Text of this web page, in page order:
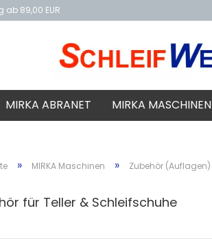
ab 89,00 EUR
MIRKA ABRANET MIRKA MASCHINEN
» MIRKA Maschinen » Zubehör (Auflagen)
für Teller & Schleifschuhe